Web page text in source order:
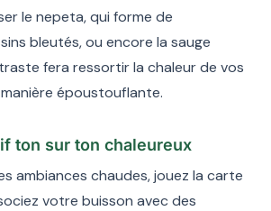
le nepeta, qui forme de
bleutés, ou encore la sauge
fera ressortir la chaleur de vos
époustouflante.
ton sur ton chaleureux
ambiances chaudes, jouez la carte
votre buisson avec des